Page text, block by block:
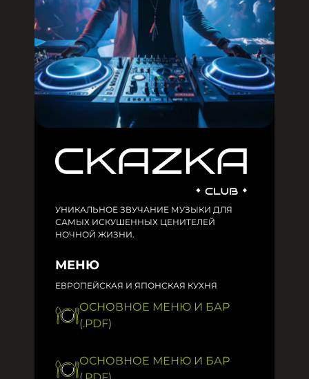
УНИКАЛЬНОЕ ЗВУЧАНИЕ МУЗЫКИ ДЛЯ
САМЫХ ИСКУШЕННЫХ ЦЕНИТЕЛЕЙ
НОЧНОЙ ЖИЗНИ.
МЕНЮ
ЕВРОПЕЙСКАЯ И ЯПОНСКАЯ КУХНЯ
ОСНОВНОЕ МЕНЮ И БАР
(.PDF)
ОСНОВНОЕ МЕНЮ И БАР